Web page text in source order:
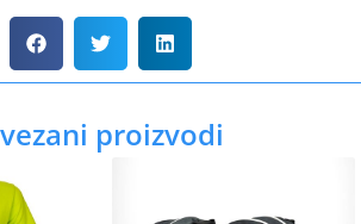
proizvodi